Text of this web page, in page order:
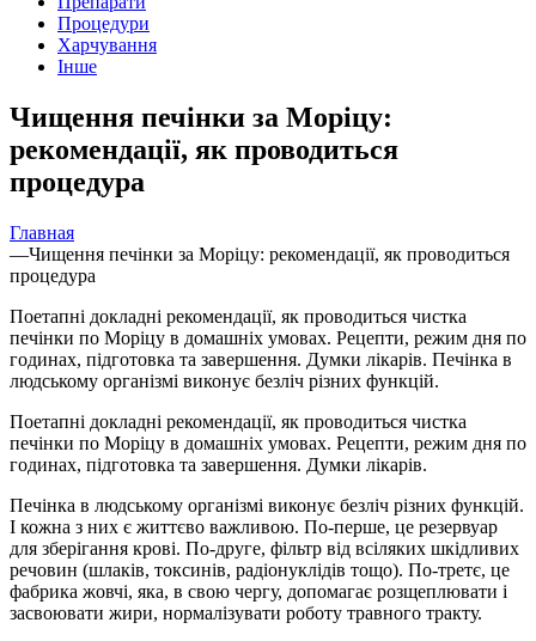
Процедури
Харчування
Інше
Чищення печінки за Моріцу:
рекомендації, як проводиться
процедура
Главная
—Чищення печінки за Моріцу: рекомендації, як проводиться
процедура
Поетапні докладні рекомендації, як проводиться чистка
печінки по Моріцу в домашніх умовах. Рецепти, режим дня по
годинах, підготовка та завершення. Думки лікарів. Печінка в
людському організмі виконує безліч різних функцій.
Поетапні докладні рекомендації, як проводиться чистка
печінки по Моріцу в домашніх умовах. Рецепти, режим дня по
годинах, підготовка та завершення. Думки лікарів.
Печінка в людському організмі виконує безліч різних функцій.
І кожна з них є життєво важливою. По-перше, це резервуар
для зберігання крові. По-друге, фільтр від всіляких шкідливих
речовин (шлаків, токсинів, радіонуклідів тощо). По-третє, це
фабрика жовчі, яка, в свою чергу, допомагає розщеплювати і
засвоювати жири, нормалізувати роботу травного тракту.